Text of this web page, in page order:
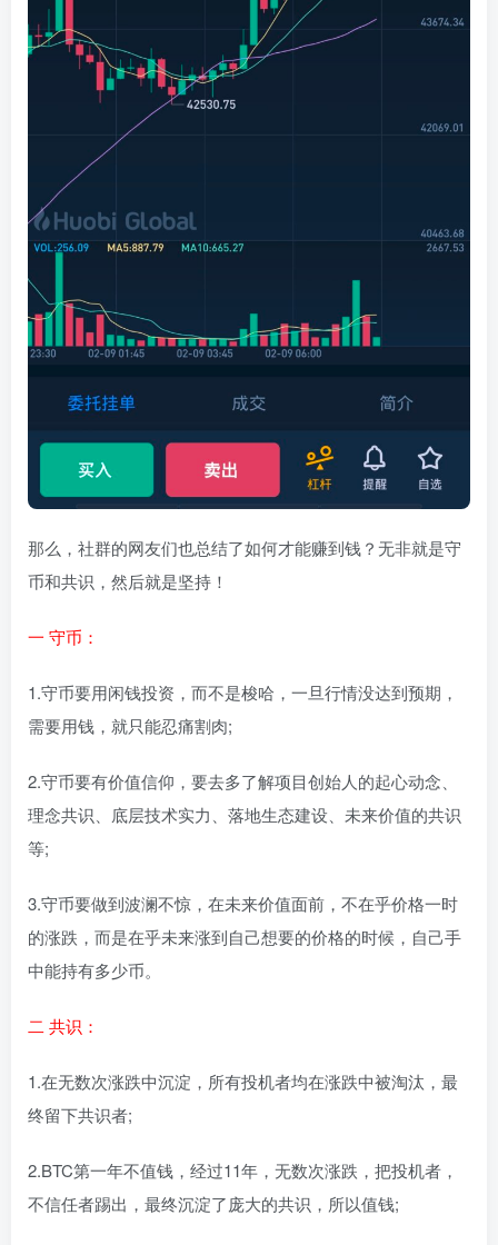
那么，社群的网友们也总结了如何才能赚到钱？无非就是守
币和共识，然后就是坚持！
一 守币：
1.守币要用闲钱投资，而不是梭哈，一旦行情没达到预期，
需要用钱，就只能忍痛割肉;
2.守币要有价值信仰，要去多了解项目创始人的起心动念、
理念共识、底层技术实力、落地生态建设、未来价值的共识
等;
3.守币要做到波澜不惊，在未来价值面前，不在乎价格一时
的涨跌，而是在乎未来涨到自己想要的价格的时候，自己手
中能持有多少币。
二 共识：
1.在无数次涨跌中沉淀，所有投机者均在涨跌中被淘汰，最
终留下共识者;
2.BTC第一年不值钱，经过11年，无数次涨跌，把投机者，
不信任者踢出，最终沉淀了庞大的共识，所以值钱;